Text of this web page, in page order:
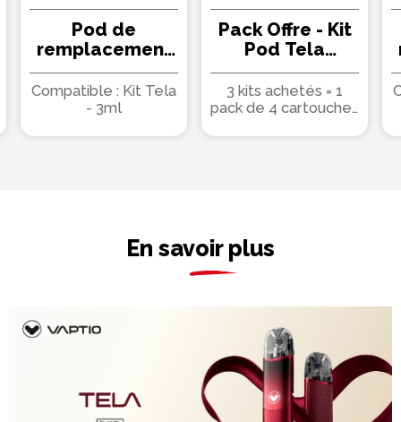
Pod de
remplacement
Nolik-T 3ml
(0.6/0.8) -
Vaptio (pack de
Compatible : Kit Tela
- 3ml
Pack Offre - Kit
Pod Tela
1500mAh -
Vaptio 3+1 pack
de cartouches
3 kits achetés = 1
pack de 4 cartouches
En savoir plus